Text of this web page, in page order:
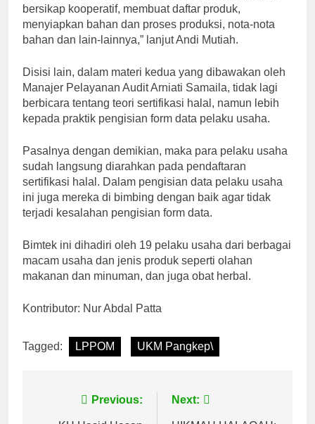
bersikap kooperatif, membuat daftar produk,
menyiapkan bahan dan proses produksi, nota-nota
bahan dan lain-lainnya,” lanjut Andi Mutiah.
Disisi lain, dalam materi kedua yang dibawakan oleh
Manajer Pelayanan Audit Arniati Samaila, tidak lagi
berbicara tentang teori sertifikasi halal, namun lebih
kepada praktik pengisian form data pelaku usaha.
Pasalnya dengan demikian, maka para pelaku usaha
sudah langsung diarahkan pada pendaftaran
sertifikasi halal. Dalam pengisian data pelaku usaha
ini juga mereka di bimbing dengan baik agar tidak
terjadi kesalahan pengisian form data.
Bimtek ini dihadiri oleh 19 pelaku usaha dari berbagai
macam usaha dan jenis produk seperti olahan
makanan dan minuman, dan juga obat herbal.
Kontributor: Nur Abdal Patta
Tagged: LPPOM UKM Pangkep\
NavigasiPrevious: Next: